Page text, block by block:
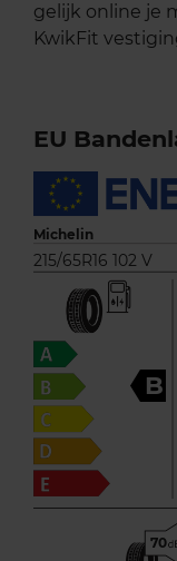
gelijk online je
KwikFit
EU
Michelin
215/65R16 102 V
B
70